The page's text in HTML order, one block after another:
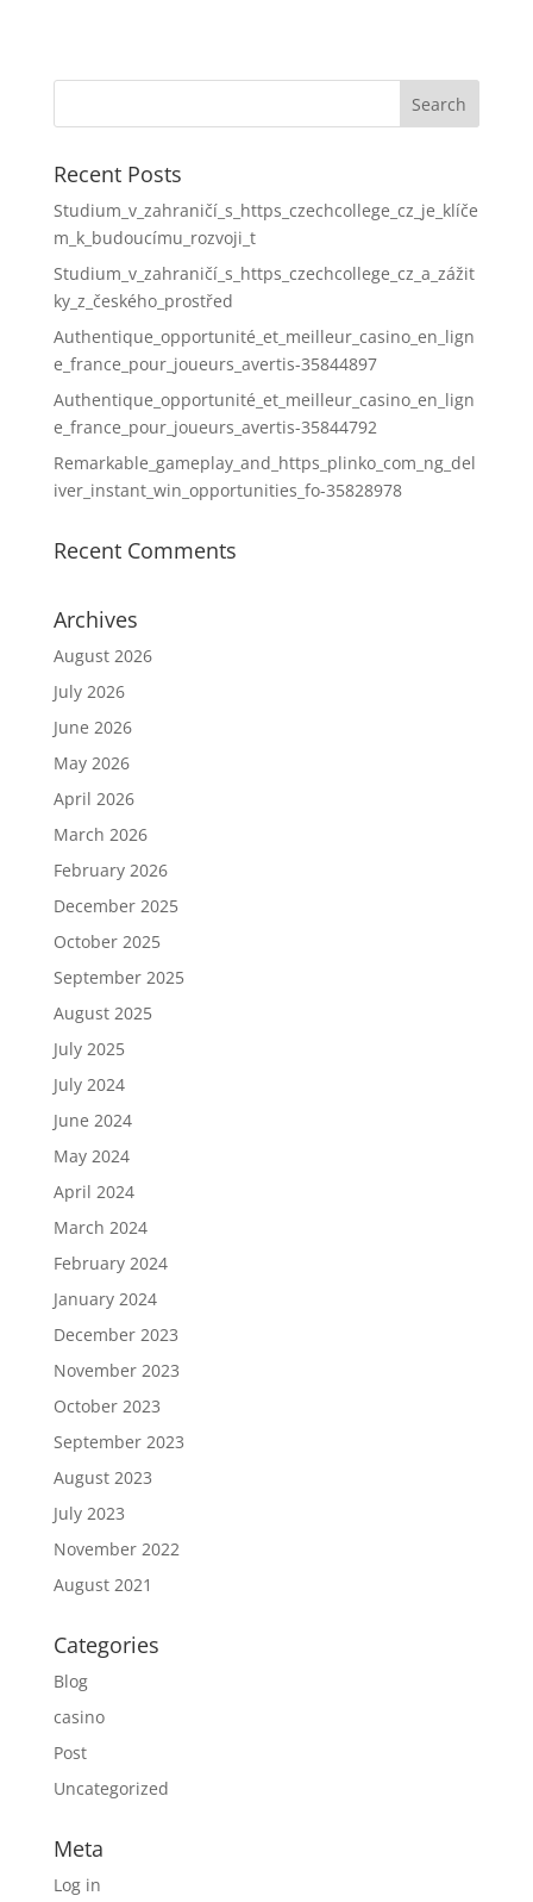
Recent Posts
Studium_v_zahraničí_s_https_czechcollege_cz_je_klíče
m_k_budoucímu_rozvoji_t
Studium_v_zahraničí_s_https_czechcollege_cz_a_zážit
ky_z_českého_prostřed
Authentique_opportunité_et_meilleur_casino_en_lign
e_france_pour_joueurs_avertis-35844897
Authentique_opportunité_et_meilleur_casino_en_lign
e_france_pour_joueurs_avertis-35844792
Remarkable_gameplay_and_https_plinko_com_ng_del
iver_instant_win_opportunities_fo-35828978
Recent Comments
Archives
August 2026
July 2026
June 2026
May 2026
April 2026
March 2026
February 2026
December 2025
October 2025
September 2025
August 2025
July 2025
July 2024
June 2024
May 2024
April 2024
March 2024
February 2024
January 2024
December 2023
November 2023
October 2023
September 2023
August 2023
July 2023
November 2022
August 2021
Categories
Blog
casino
Post
Uncategorized
Meta
Log in